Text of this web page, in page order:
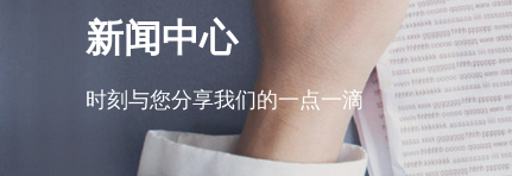
质粒载体库
GFP/LUC标记细胞株
自有细胞库
新闻中心
时刻与您分享我们的一点一滴